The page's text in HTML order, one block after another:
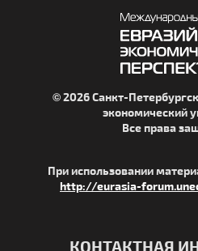
© 2026 Санкт-
экономический
Все права
При использовании
http://eurasia-
КОНТАКТНАЯ